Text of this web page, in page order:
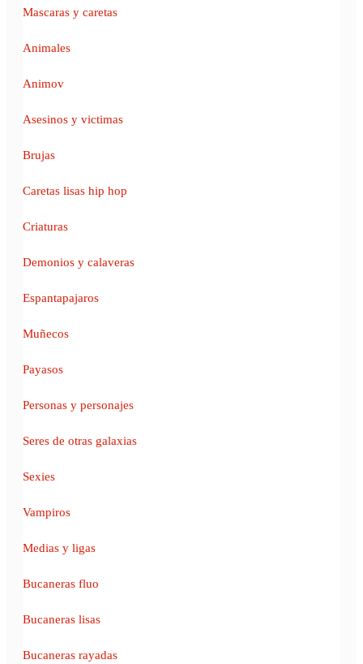
Mascaras y caretas
Animales
Animov
Asesinos y victimas
Brujas
Caretas lisas hip hop
Criaturas
Demonios y calaveras
Espantapajaros
Muñecos
Payasos
Personas y personajes
Seres de otras galaxias
Sexies
Vampiros
Medias y ligas
Bucaneras fluo
Bucaneras lisas
Bucaneras rayadas